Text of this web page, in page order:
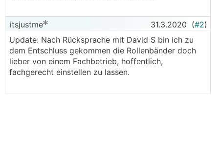
itsjustme 31.3.2020 (#2)
Update: Nach Rücksprache mit David S bin ich zu
dem Entschluss gekommen die Rollenbänder doch
lieber von einem Fachbetrieb, hoffentlich,
fachgerecht einstellen zu lassen.